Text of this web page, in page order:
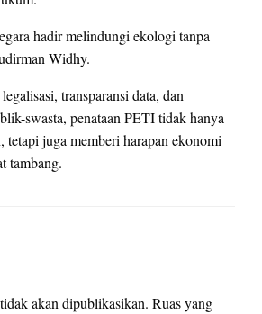
hadir melindungi ekologi tanpa
Widhy.
transparansi data, dan
swasta, penataan PETI tidak hanya
tetapi juga memberi harapan ekonomi
tambang.
akan dipublikasikan. Ruas yang